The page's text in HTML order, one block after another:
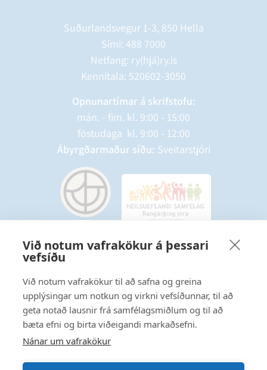
Við notum vafrakökur á þessari
vefsíðu
Við notum vafrakökur til að safna og greina
upplýsingar um notkun og virkni vefsíðunnar, til að
geta notað lausnir frá samfélagsmiðlum og til að
bæta efni og birta viðeigandi markaðsefni.
Nánar um vafrakökur
Suðurlandsvegur 1-3, 850 Hella
Sími: 488 7000
Netfang: ry(hjá)ry.is
Kennitala: 520602-3050
Opnunartímar á skrifstofu:
mán. - fim. kl. 9:00 - 15:00
föstudaga kl. 9:00 - 12:00
Ábyrgðarmaður síðu: Sveitarstjóri
Starfsmannavefur
Hafðu samband
Ritstjórnarstefna
Fylgstu með á Facebook